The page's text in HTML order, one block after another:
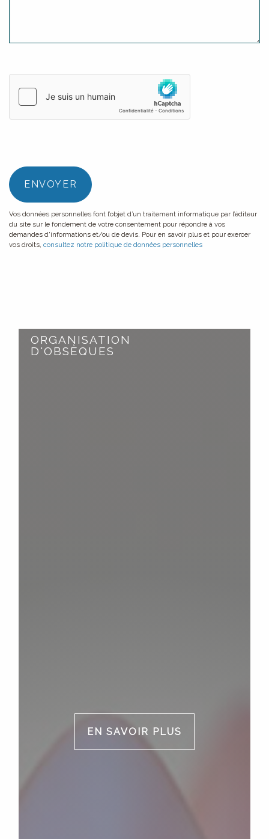
Vos données personnelles font l’objet d’un traitement informatique par l’éditeur
du site sur le fondement de votre consentement pour répondre à vos
demandes d'informations et/ou de devis. Pour en savoir plus et pour exercer
vos droits, consultez notre politique de données personnelles
ORGANISATION
D'OBSÈQUES
EN SAVOIR PLUS